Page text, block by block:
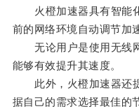
火橙加速器具有智能化
前的网络环境自动调节加
无论用户是使用无线网
能够有效提升其速度。
此外，火橙加速器还提
据自己的需求选择最佳的